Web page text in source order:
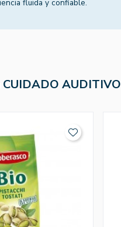
fluida y confiable.
AUDITIVO